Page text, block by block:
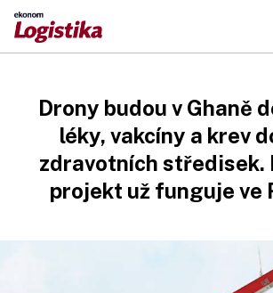
Drony budou v Ghaně
léky, vakcíny a krev
zdravotních středisek.
projekt už funguje ve